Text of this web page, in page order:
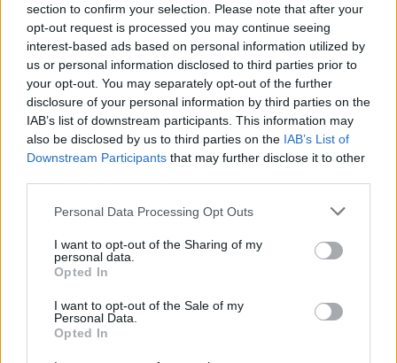
section to confirm your selection. Please note that after your
opt-out request is processed you may continue seeing
interest-based ads based on personal information utilized by
us or personal information disclosed to third parties prior to
your opt-out. You may separately opt-out of the further
disclosure of your personal information by third parties on the
IAB’s list of downstream participants. This information may
also be disclosed by us to third parties on the IAB’s List of
Downstream Participants that may further disclose it to other
Please note that this website/app uses one or more Google
not limited to your visit or usage behaviour. You may click to
grant or deny consent to Google and its third-party tags to
use your data for below specified purposes in below Google
consent section.
Personal Data Processing Opt Outs
I want to opt-out of the Sharing of my
personal data.
Opted In
I want to opt-out of the Sale of my
Personal Data.
Opted In
NŐVERŐ SZOMBATHELYI FÉRFI ELLEN EMELT
VÁDAT AZ ÜGYÉSZSÉG
A férfi a nyílt utcán kezdte verni áldozatát.
Szólj hozzá!